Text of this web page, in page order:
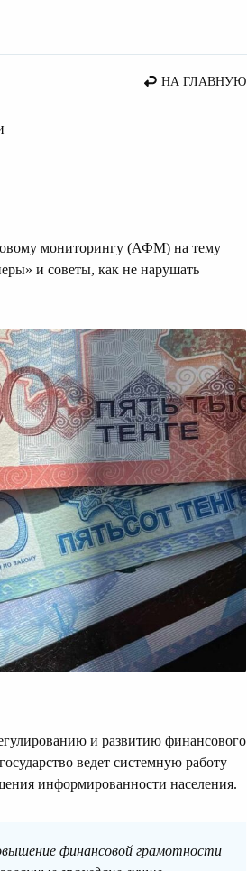
НА ГЛАВНУЮ
мониторингу (АФМ) на тему
и советы, как не нарушать
и развитию финансового
ведет системную работу
информированности населения.
финансовой грамотности